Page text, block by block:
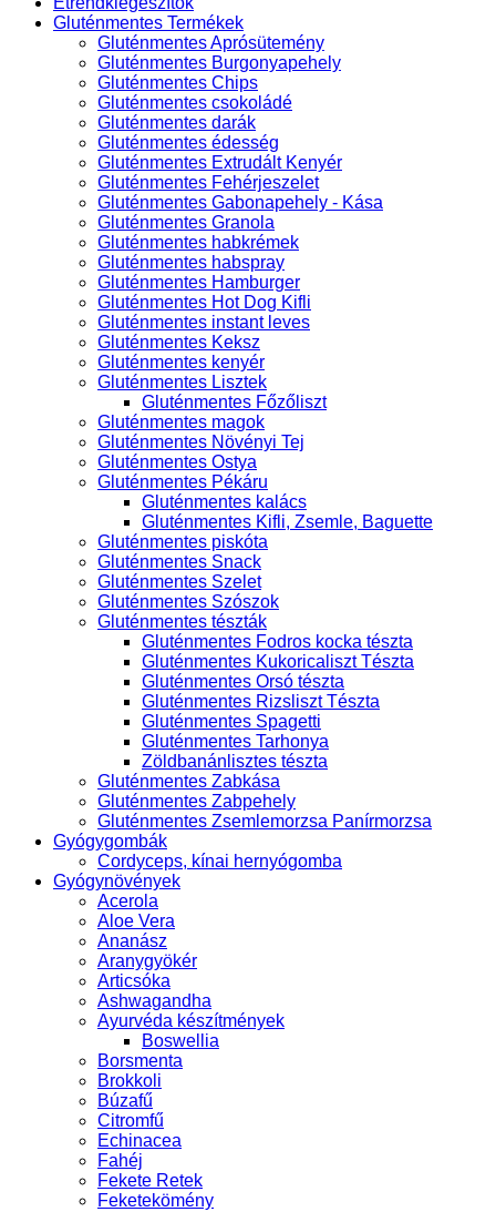
Gluténmentes Termékek
Gluténmentes Aprósütemény
Gluténmentes Burgonyapehely
Gluténmentes Chips
Gluténmentes csokoládé
Gluténmentes darák
Gluténmentes édesség
Gluténmentes Extrudált Kenyér
Gluténmentes Fehérjeszelet
Gluténmentes Gabonapehely - Kása
Gluténmentes Granola
Gluténmentes habkrémek
Gluténmentes habspray
Gluténmentes Hamburger
Gluténmentes Hot Dog Kifli
Gluténmentes instant leves
Gluténmentes Keksz
Gluténmentes kenyér
Gluténmentes Lisztek
Gluténmentes Főzőliszt
Gluténmentes magok
Gluténmentes Növényi Tej
Gluténmentes Ostya
Gluténmentes Pékáru
Gluténmentes kalács
Gluténmentes Kifli, Zsemle, Baguette
Gluténmentes piskóta
Gluténmentes Snack
Gluténmentes Szelet
Gluténmentes Szószok
Gluténmentes tészták
Gluténmentes Fodros kocka tészta
Gluténmentes Kukoricaliszt Tészta
Gluténmentes Orsó tészta
Gluténmentes Rizsliszt Tészta
Gluténmentes Spagetti
Gluténmentes Tarhonya
Zöldbanánlisztes tészta
Gluténmentes Zabkása
Gluténmentes Zabpehely
Gluténmentes Zsemlemorzsa Panírmorzsa
Gyógygombák
Cordyceps, kínai hernyógomba
Gyógynövények
Acerola
Aloe Vera
Ananász
Aranygyökér
Articsóka
Ashwagandha
Ayurvéda készítmények
Boswellia
Borsmenta
Brokkoli
Búzafű
Citromfű
Echinacea
Fahéj
Fekete Retek
Feketekömény